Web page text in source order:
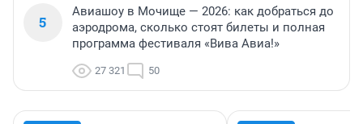
5
Авиашоу в Мочище — 2026: как добраться до
аэродрома, сколько стоят билеты и полная
программа фестиваля «Вива Авиа!»
27 321 50